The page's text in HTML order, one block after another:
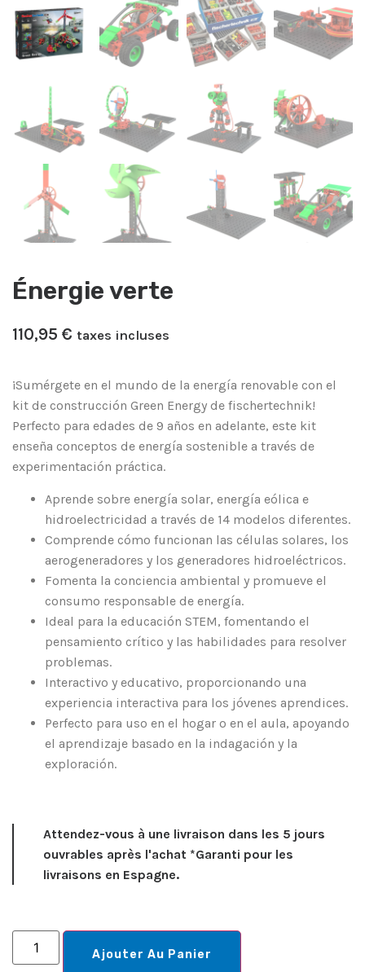
Énergie verte
110,95 € taxes incluses
¡Sumérgete en el mundo de la energía renovable con el
kit de construcción Green Energy de fischertechnik!
Perfecto para edades de 9 años en adelante, este kit
enseña conceptos de energía sostenible a través de
experimentación práctica.
Aprende sobre energía solar, energía eólica e
hidroelectricidad a través de 14 modelos diferentes.
Comprende cómo funcionan las células solares, los
aerogeneradores y los generadores hidroeléctricos.
Fomenta la conciencia ambiental y promueve el
consumo responsable de energía.
Ideal para la educación STEM, fomentando el
pensamiento crítico y las habilidades para resolver
problemas.
Interactivo y educativo, proporcionando una
experiencia interactiva para los jóvenes aprendices.
Perfecto para uso en el hogar o en el aula, apoyando
el aprendizaje basado en la indagación y la
exploración.
Attendez-vous à une livraison dans les 5 jours
ouvrables après l'achat *Garanti pour les
livraisons en Espagne.
Ajouter Au Panier